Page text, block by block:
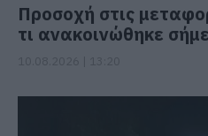
Προσοχή στις
τι ανακοινώθηκε